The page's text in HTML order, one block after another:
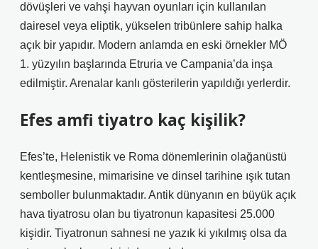
dövüşleri ve vahşi hayvan oyunları için kullanılan
dairesel veya eliptik, yükselen tribünlere sahip halka
açık bir yapıdır. Modern anlamda en eski örnekler MÖ
1. yüzyılın başlarında Etruria ve Campania’da inşa
edilmiştir. Arenalar kanlı gösterilerin yapıldığı yerlerdir.
Efes amfi tiyatro kaç kişilik?
Efes’te, Helenistik ve Roma dönemlerinin olağanüstü
kentleşmesine, mimarisine ve dinsel tarihine ışık tutan
semboller bulunmaktadır. Antik dünyanın en büyük açık
hava tiyatrosu olan bu tiyatronun kapasitesi 25.000
kişidir. Tiyatronun sahnesi ne yazık ki yıkılmış olsa da